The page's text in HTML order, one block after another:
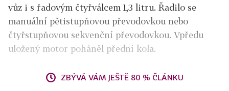
vůz i s řadovým čtyřválcem 1,3 litru. Řadilo se
manuální pětistupňovou převodovkou nebo
čtyřstupňovou sekvenční převodovkou. Vpředu
uložený motor poháněl přední kola.
ZBÝVÁ VÁM JEŠTĚ 80 % ČLÁNKU